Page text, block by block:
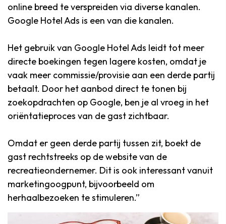
online breed te verspreiden via diverse kanalen.
Google Hotel Ads is een van die kanalen.
Het gebruik van Google Hotel Ads leidt tot meer
directe boekingen tegen lagere kosten, omdat je
vaak meer commissie/provisie aan een derde partij
betaalt. Door het aanbod direct te tonen bij
zoekopdrachten op Google, ben je al vroeg in het
oriëntatieproces van de gast zichtbaar.
Omdat er geen derde partij tussen zit, boekt de
gast rechtstreeks op de website van de
recreatieondernemer. Dit is ook interessant vanuit
marketingoogpunt, bijvoorbeeld om
herhaalbezoeken te stimuleren.”